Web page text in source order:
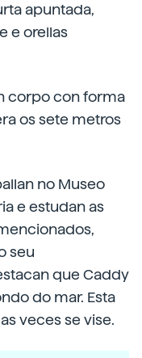
apuntada,
e orellas
corpo con forma
os sete metros
no Museo
e estudan as
seu
que Caddy
do mar. Esta
veces se vise.